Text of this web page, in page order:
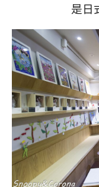
是日